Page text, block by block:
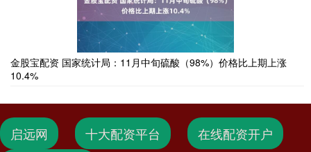
金股宝配资 国家统计局：11月中旬硫酸（98%）价格比上期上涨
10.4%
启远网 十大配资平台
在线配资开户